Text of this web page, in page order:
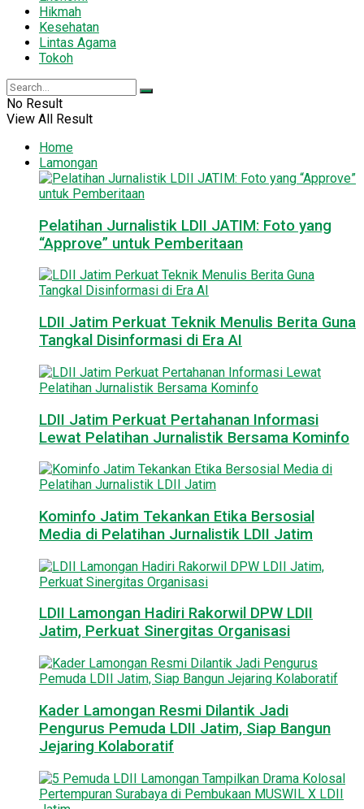
Hikmah
Kesehatan
Lintas Agama
Tokoh
No Result
View All Result
Home
Lamongan
Pelatihan Jurnalistik LDII JATIM: Foto yang
“Approve” untuk Pemberitaan
LDII Jatim Perkuat Teknik Menulis Berita Guna
Tangkal Disinformasi di Era AI
LDII Jatim Perkuat Pertahanan Informasi
Lewat Pelatihan Jurnalistik Bersama Kominfo
Kominfo Jatim Tekankan Etika Bersosial
Media di Pelatihan Jurnalistik LDII Jatim
LDII Lamongan Hadiri Rakorwil DPW LDII
Jatim, Perkuat Sinergitas Organisasi
Kader Lamongan Resmi Dilantik Jadi
Pengurus Pemuda LDII Jatim, Siap Bangun
Jejaring Kolaboratif